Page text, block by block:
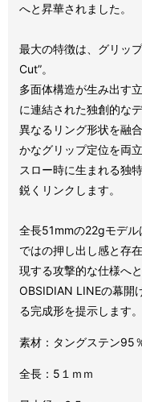
へと昇華されました。
最大の特徴は、グリッ
Cut”。
多面体構造が生み出す
に連結された独創的な
異なるリング形状を融
かなグリップ定位を両立
スロー時に生まれる独
鋭くリンクします。
全長51mmの22gモデル
ではの押し出し感と存
現する攻撃的な仕様へと
OBSIDIAN LINEの幕開
る完成形を提示します。
素材：タングステン95
全長：5１ｍｍ